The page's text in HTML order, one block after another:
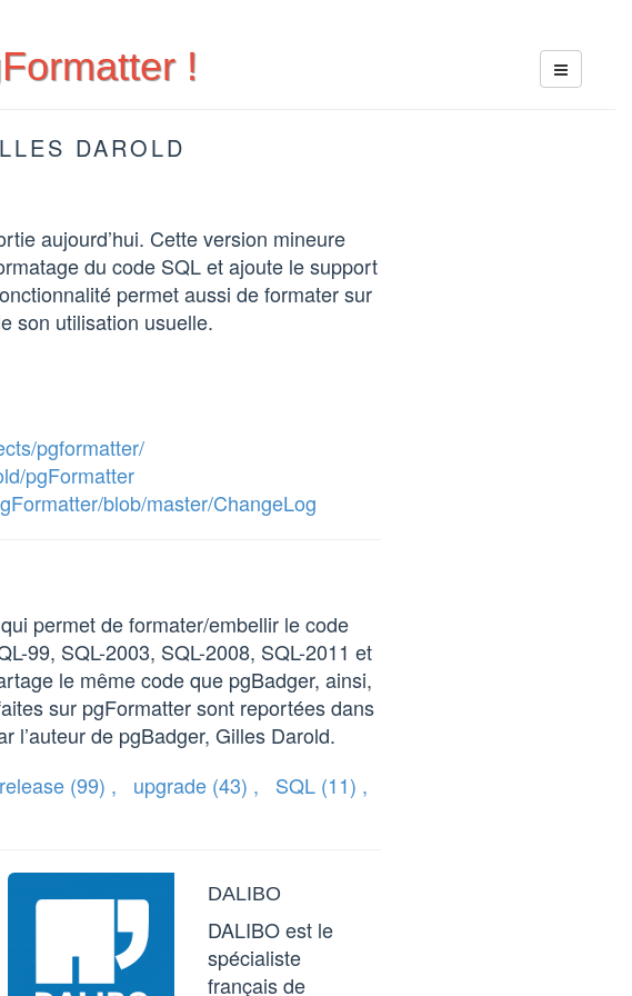
!
DAROLD
aujourd’hui. Cette version mineure
du code SQL et ajoute le support
permet aussi de formater sur
son utilisation usuelle.
pgformatter/
pgFormatter
blob/master/ChangeLog
permet de formater/embellir le code
99, SQL-2003, SQL-2008, SQL-2011 et
le même code que pgBadger, ainsi,
sur pgFormatter sont reportées dans
l’auteur de pgBadger, Gilles Darold.
release (99) , upgrade (43) , SQL (11) ,
DALIBO
DALIBO est le
spécialiste
français de